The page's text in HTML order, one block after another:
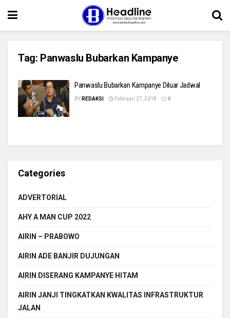
Tag: Panwaslu Bubarkan Kampanye
Panwaslu Bubarkan Kampanye Diluar Jadwal
BY REDAKSI Februari 27, 2018 0
Categories
ADVERTORIAL
AHY A MAN CUP 2022
AIRIN – PRABOWO
AIRIN ADE BANJIR DUJUNGAN
AIRIN DISERANG KAMPANYE HITAM
AIRIN JANJI TINGKATKAN KWALITAS INFRASTRUKTUR
JALAN